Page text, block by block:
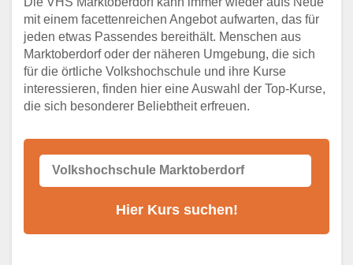
Telefonnummer
Stellenangebote der Volkshochschule
Marktoberdorf
Online-Kurse – Alternative Angebote zum
VHS-Kurs
Alternativen zum VHS Programm 2026 in
mit einem facettenreichen Angebot aufwarten, das für
jeden etwas Passendes bereithält. Menschen aus
Marktoberdorf oder der näheren Umgebung, die sich
für die örtliche Volkshochschule und ihre Kurse
interessieren, finden hier eine Auswahl der Top-Kurse,
die sich besonderer Beliebtheit erfreuen.